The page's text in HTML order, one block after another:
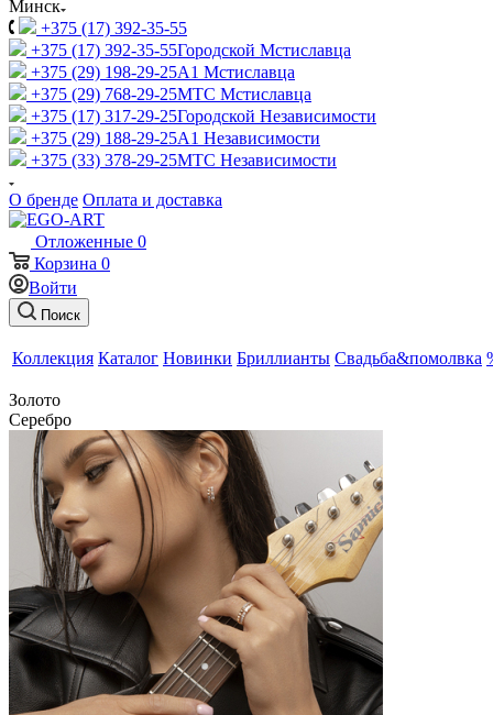
Минск
+375 (17) 392-35-55
+375 (17) 392-35-55Городской Мстиславца
+375 (29) 198-29-25A1 Мстиславца
+375 (29) 768-29-25МТС Мстиславца
+375 (17) 317-29-25Городской Независимости
+375 (29) 188-29-25A1 Независимости
+375 (33) 378-29-25МТС Независимости
О бренде Оплата и доставка
Отложенные 0
Корзина 0
Войти
Поиск
Коллекция Каталог Новинки Бриллианты Свадьба&помолвка
Золото
Серебро